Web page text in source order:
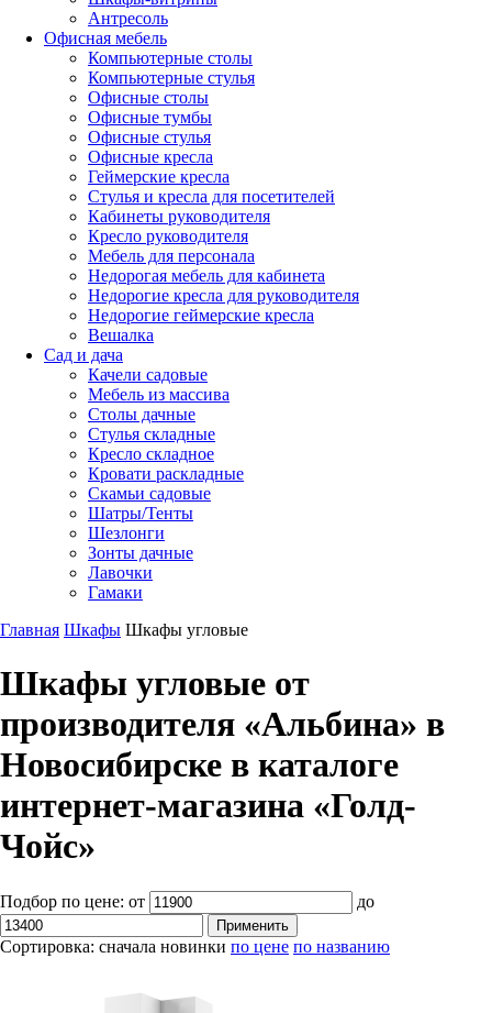
Антресоль
Офисная мебель
Компьютерные столы
Компьютерные стулья
Офисные столы
Офисные тумбы
Офисные стулья
Офисные кресла
Геймерские кресла
Стулья и кресла для посетителей
Кабинеты руководителя
Кресло руководителя
Мебель для персонала
Недорогая мебель для кабинета
Недорогие кресла для руководителя
Недорогие геймерские кресла
Вешалка
Сад и дача
Качели садовые
Мебель из массива
Столы дачные
Стулья складные
Кресло складное
Кровати раскладные
Скамьи садовые
Шатры/Тенты
Шезлонги
Зонты дачные
Лавочки
Гамаки
Главная Шкафы Шкафы угловые
Шкафы угловые от
производителя «Альбина» в
Новосибирске в каталоге
интернет-магазина «Голд-
Чойс»
Подбор по цене: от до
Сортировка: сначала новинки по цене по названию